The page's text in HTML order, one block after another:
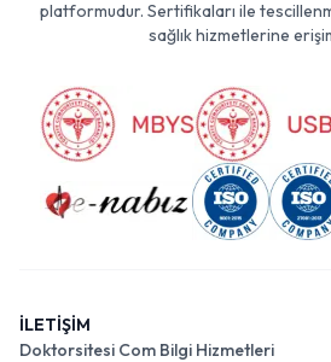
platformudur. Sertifikaları ile
sağlık hizmetlerine
İLETİŞİM
Doktorsitesi Com Bilgi Hizmetleri